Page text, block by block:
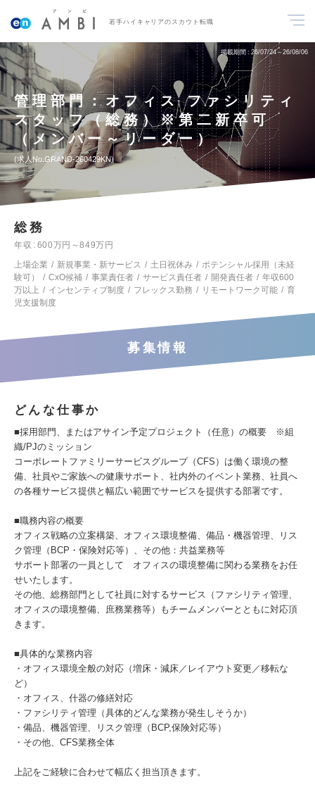
若手ハイキャリアのスカウト転職
掲載期間 26/07/24～26/08/06
管理部門：オフィス ファシリティ
スタッフ（総務）※第二新卒可
（メンバー～リーダー）
求人No.GRAND-260429KN
総務
年収
600万円～849万円
上場企業
新規事業・新サービス 土日祝休み
ポテンシャル採用（未経
験可）
CxO候補 事業責任者 サービス責任者 開発責任者
年収600
万以上
インセンティブ制度 フレックス勤務 リモートワーク可能
育
児支援制度
募集情報
どんな仕事か
■採用部門、またはアサイン予定プロジェクト（任意）の概要 ※組
織/PJのミッション
コーポレートファミリーサービスグループ（CFS）は働く環境の整
備、社員やご家族への健康サポート、社内外のイベント業務、社員へ
の各種サービス提供と幅広い範囲でサービスを提供する部署です。
■職務内容の概要
オフィス戦略の立案構築、オフィス環境整備、備品・機器管理、リス
ク管理（BCP・保険対応等）、その他：共益業務等
サポート部署の一員として オフィスの環境整備に関わる業務をお任
せいたします。
その他、総務部門として社員に対するサービス（ファシリティ管理、
オフィスの環境整備、庶務業務等）もチームメンバーとともに対応頂
きます。
■具体的な業務内容
・オフィス環境全般の対応（増床・減床／レイアウト変更／移転な
ど）
・オフィス、什器の修繕対応
・ファシリティ管理（具体的どんな業務が発生しそうか）
・備品、機器管理、リスク管理（BCP,保険対応等）
・その他、CFS業務全体
上記をご経験に合わせて幅広く担当頂きます。